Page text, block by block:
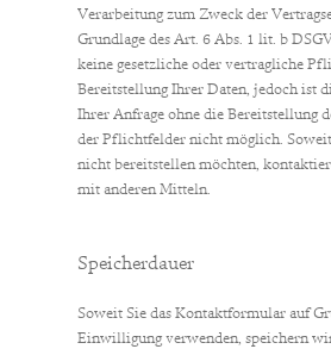
Verarbeitung zum Zweck der
Grundlage des Art. 6 Abs. 1 lit. b
keine gesetzliche oder vertragliche
Bereitstellung Ihrer Daten, jedoch ist
Ihrer Anfrage ohne die Bereitstellung
der Pflichtfelder nicht möglich.
nicht bereitstellen möchten,
mit anderen Mitteln.
Speicherdauer
Soweit Sie das Kontaktformular auf
Einwilligung verwenden, speichern